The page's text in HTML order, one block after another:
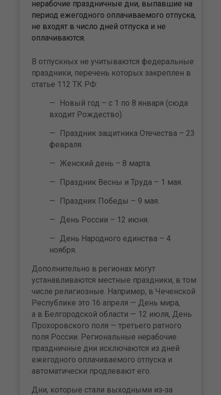
нерабочие праздничные дни, выпавшие на
период ежегодного оплачиваемого отпуска,
не входят в число дней отпуска и не
оплачиваются.
В отпускных не учитываются федеральные
праздники, перечень которых закреплен в
статье 112 ТК РФ:
Новый год – с 1 по 8 января (сюда
входит Рождество).
Праздник защитника Отечества – 23
февраля.
Женский день – 8 марта.
Праздник Весны и Труда – 1 мая.
Праздник Победы – 9 мая.
День России – 12 июня.
День Народного единства – 4
ноября.
Дополнительно в регионах могут
устанавливаются местные праздники, в том
числе религиозные. Например, в Чеченской
Республике это 16 апреля — День мира,
а в Белгородской области — 12 июля, День
Прохоровского поля — третьего ратного
поля России. Региональные нерабочие
праздничные дни исключаются из дней
ежегодного оплачиваемого отпуска и
автоматически продлевают его.
Дни, которые стали выходными из‑за